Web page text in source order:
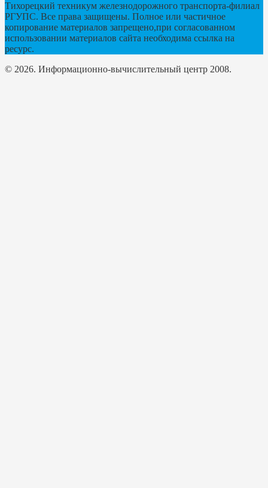
Тихорецкий техникум железнодорожного транспорта-филиал
РГУПС. Все права защищены. Полное или частичное
копирование материалов запрещено,при согласованном
использовании материалов сайта необходима ссылка на
ресурс.
© 2026. Информационно-вычислительный центр 2008.